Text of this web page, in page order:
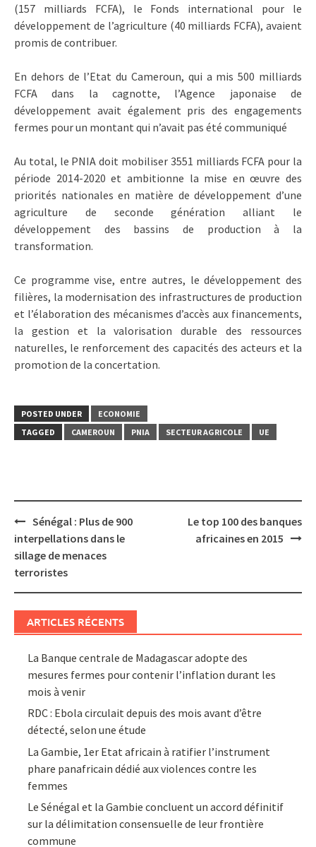
(157 milliards FCFA), le Fonds international pour le
développement de l’agriculture (40 milliards FCFA), avaient
promis de contribuer.
En dehors de l’Etat du Cameroun, qui a mis 500 milliards
FCFA dans la cagnotte, l’Agence japonaise de
développement avait également pris des engagements
fermes pour un montant qui n’avait pas été communiqué
Au total, le PNIA doit mobiliser 3551 milliards FCFA pour la
période 2014-2020 et ambitionne la mise en œuvre des
priorités nationales en matière de développement d’une
agriculture de seconde génération alliant le
développement des bassins de production à la
transformation.
Ce programme vise, entre autres, le développement des
filières, la modernisation des infrastructures de production
et l’élaboration des mécanismes d’accès aux financements,
la gestion et la valorisation durable des ressources
naturelles, le renforcement des capacités des acteurs et la
promotion de la concertation.
POSTED UNDER
ECONOMIE
TAGGED
CAMEROUN PNIA SECTEUR AGRICOLE UE
Post
navigation
Sénégal : Plus de 900
interpellations dans le
sillage de menaces
terroristes
Le top 100 des banques
africaines en 2015
ARTICLES RÉCENTS
La Banque centrale de Madagascar adopte des
mesures fermes pour contenir l’inflation durant les
mois à venir
RDC : Ebola circulait depuis des mois avant d’être
détecté, selon une étude
La Gambie, 1er Etat africain à ratifier l’instrument
phare panafricain dédié aux violences contre les
femmes
Le Sénégal et la Gambie concluent un accord définitif
sur la délimitation consensuelle de leur frontière
commune